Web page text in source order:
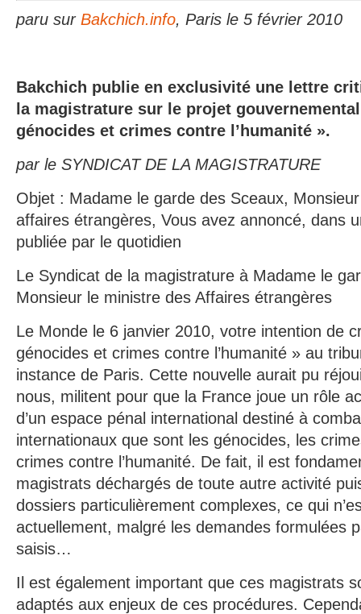
paru sur Bakchich.info, Paris le 5 février 2010
Bakchich publie en exclusivité une lettre
la magistrature sur le projet
génocides et crimes contre l’humanité ».
par le SYNDICAT DE LA MAGISTRATURE
Objet : Madame le garde des Sceaux,
affaires étrangères, Vous avez annoncé, dans
publiée par le quotidien
Le Syndicat de la magistrature à Madame le
Monsieur le ministre des Affaires étrangères
Le Monde le 6 janvier 2010, votre intention de
génocides et crimes contre l’humanité » au
instance de Paris. Cette nouvelle aurait pu
nous, militent pour que la France joue un rôle
d’un espace pénal international destiné à
internationaux que sont les génocides, les
crimes contre l’humanité. De fait, il est
magistrats déchargés de toute autre activité
dossiers particulièrement complexes, ce qui
actuellement, malgré les demandes formulées
saisis…
Il est également important que ces magistrats
adaptés aux enjeux de ces procédures.